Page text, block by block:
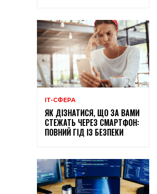
ІТ-СФЕРА
ЯК ДІЗНАТИСЯ, ЩО ЗА ВАМИ
СТЕЖАТЬ ЧЕРЕЗ СМАРТФОН:
ПОВНИЙ ГІД ІЗ БЕЗПЕКИ